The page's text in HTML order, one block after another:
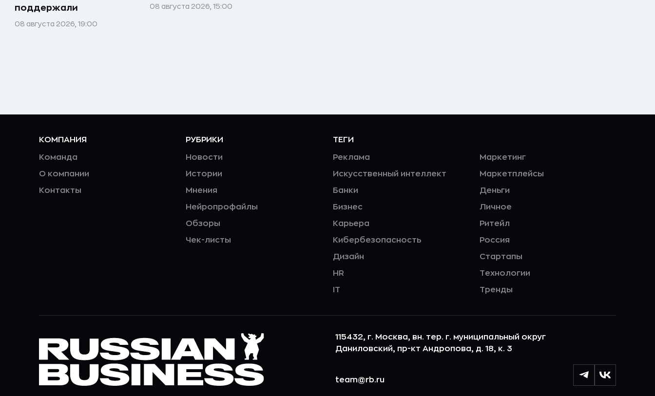
поддержали
08 августа 2026, 19:00
08 августа 2026, 15:00
КОМПАНИЯ
Команда
О компании
Контакты
РУБРИКИ
Новости
Истории
Мнения
Нейропрофайлы
Обзоры
Чек-листы
ТЕГИ
Реклама
Искусственный интеллект
Банки
Бизнес
Карьера
Кибербезопасность
Дизайн
HR
IT
Маркетинг
Маркетплейсы
Деньги
Личное
Ритейл
Россия
Стартапы
Технологии
Тренды
115432, г. Москва, вн. тер. г. муниципальный округ
Даниловский, пр-кт Андропова, д. 18, к. 3
team@rb.ru